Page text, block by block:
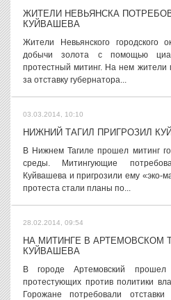
ЖИТЕЛИ НЕВЬЯНСКА
КУЙВАШЕВА
Жители Невьянского городского
добычи золота с помощью
протестный митинг. На нем жители
за отставку губернатора...
03.03.2014, 10:10
НИЖНИЙ ТАГИЛ ПРИГРОЗИЛ
В Нижнем Тагиле прошел митинг
среды. Митингующие
Куйвашева и пригрозили ему «эко-
протеста стали планы по...
28.02.2014, 09:54
НА МИТИНГЕ В АРТЕМОВСКОМ
КУЙВАШЕВА
В городе Артемовский
протестующих против политики
Горожане потребовали